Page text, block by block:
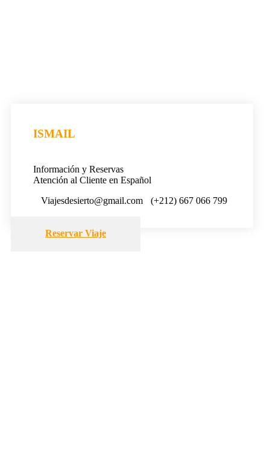
ISMAIL
Información y Reservas
Atención al Cliente en Español
Viajesdesierto@gmail.com
(+212) 667 066 799
Reservar Viaje